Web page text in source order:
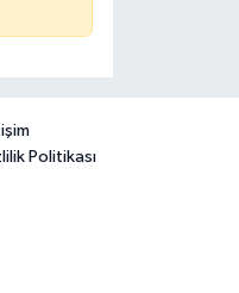
Politikası